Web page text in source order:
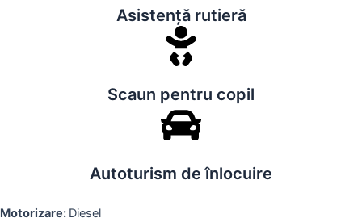
Asistență rutieră
Scaun pentru copil
Autoturism de înlocuire
Motorizare: Diesel